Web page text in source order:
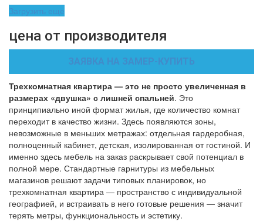
Загрузить еще
цена от производителя
ЗАЯВКА НА ЗАМЕР-КУПИТЬ
Трехкомнатная квартира — это не просто увеличенная в
размерах «двушка» с лишней спальней. Это
принципиально иной формат жилья, где количество комнат
переходит в качество жизни. Здесь появляются зоны,
невозможные в меньших метражах: отдельная гардеробная,
полноценный кабинет, детская, изолированная от гостиной. И
именно здесь мебель на заказ раскрывает свой потенциал в
полной мере. Стандартные гарнитуры из мебельных
магазинов решают задачи типовых планировок, но
трехкомнатная квартира — пространство с индивидуальной
географией, и встраивать в него готовые решения — значит
терять метры, функциональность и эстетику.